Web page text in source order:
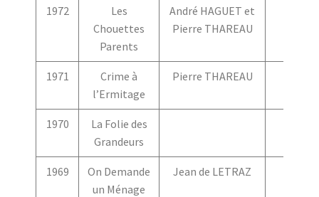
1972
Les
Chouettes
Parents
André HAGUET et
Pierre THAREAU
1971
Crime à
l’Ermitage
Pierre THAREAU
1970
La Folie des
Grandeurs
1969
On Demande
un Ménage
Jean de LETRAZ